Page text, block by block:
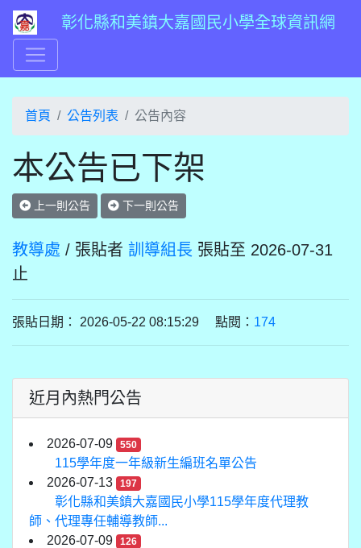
彰化縣和美鎮大嘉國民小學全球資訊網
首頁 公告列表 公告內容
本公告已下架
上一則公告 下一則公告
教導處 / 張貼者 訓導組長 張貼至 2026-07-31
止
張貼日期： 2026-05-22 08:15:29 點閱： 174
近月內熱門公告
2026-07-09 550
115學年度一年級新生編班名單公告
2026-07-13
197
彰化縣和美鎮大嘉國民小學115學年度代理教
師、代理專任輔導教師...
2026-07-09
126